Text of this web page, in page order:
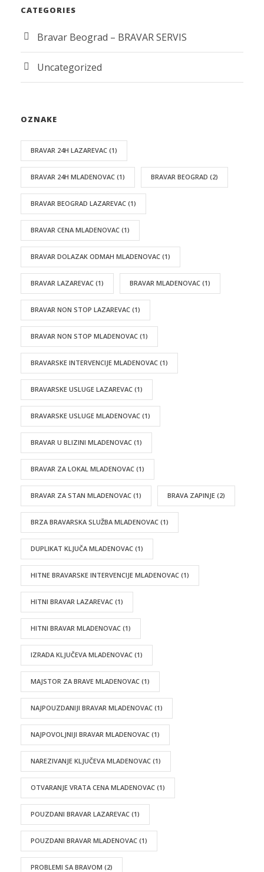
CATEGORIES
Bravar Beograd – BRAVAR SERVIS
Uncategorized
OZNAKE
BRAVAR 24H LAZAREVAC (1)
BRAVAR 24H MLADENOVAC (1) BRAVAR BEOGRAD (2)
BRAVAR BEOGRAD LAZAREVAC (1)
BRAVAR CENA MLADENOVAC (1)
BRAVAR DOLAZAK ODMAH MLADENOVAC (1)
BRAVAR LAZAREVAC (1) BRAVAR MLADENOVAC (1)
BRAVAR NON STOP LAZAREVAC (1)
BRAVAR NON STOP MLADENOVAC (1)
BRAVARSKE INTERVENCIJE MLADENOVAC (1)
BRAVARSKE USLUGE LAZAREVAC (1)
BRAVARSKE USLUGE MLADENOVAC (1)
BRAVAR U BLIZINI MLADENOVAC (1)
BRAVAR ZA LOKAL MLADENOVAC (1)
BRAVAR ZA STAN MLADENOVAC (1) BRAVA ZAPINJE (2)
BRZA BRAVARSKA SLUŽBA MLADENOVAC (1)
DUPLIKAT KLJUČA MLADENOVAC (1)
HITNE BRAVARSKE INTERVENCIJE MLADENOVAC (1)
HITNI BRAVAR LAZAREVAC (1)
HITNI BRAVAR MLADENOVAC (1)
IZRADA KLJUČEVA MLADENOVAC (1)
MAJSTOR ZA BRAVE MLADENOVAC (1)
NAJPOUZDANIJI BRAVAR MLADENOVAC (1)
NAJPOVOLJNIJI BRAVAR MLADENOVAC (1)
NAREZIVANJE KLJUČEVA MLADENOVAC (1)
OTVARANJE VRATA CENA MLADENOVAC (1)
POUZDANI BRAVAR LAZAREVAC (1)
POUZDANI BRAVAR MLADENOVAC (1)
PROBLEMI SA BRAVOM (2)